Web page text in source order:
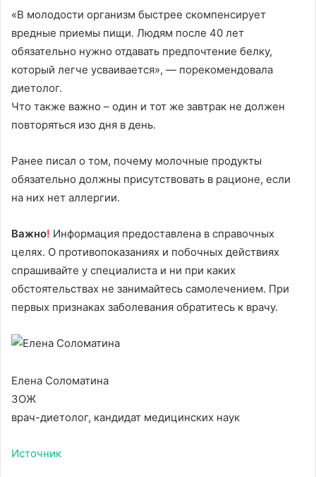
«В молодости организм быстрее скомпенсирует
вредные приемы пищи. Людям после 40 лет
обязательно нужно отдавать предпочтение белку,
который легче усваивается», — порекомендовала
диетолог.
Что также важно – один и тот же завтрак не должен
повторяться изо дня в день.
Ранее писал о том, почему молочные продукты
обязательно должны присутствовать в рационе, если
на них нет аллергии.
Важно! Информация предоставлена в справочных
целях. О противопоказаниях и побочных действиях
спрашивайте у специалиста и ни при каких
обстоятельствах не занимайтесь самолечением. При
первых признаках заболевания обратитесь к врачу.
Елена Соломатина
ЗОЖ
врач-диетолог, кандидат медицинских наук
Источник